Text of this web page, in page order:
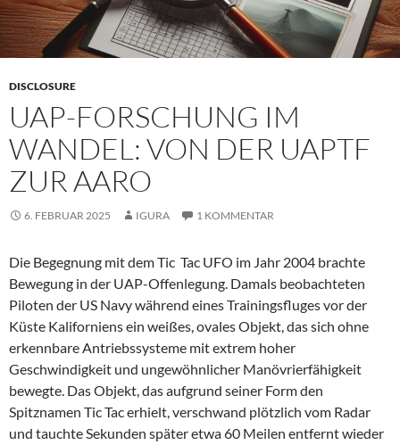
DISCLOSURE
UAP-FORSCHUNG IM
WANDEL: VON DER UAPTF
ZUR AARO
6. FEBRUAR 2025 IGURA 1 KOMMENTAR
Die Begegnung mit dem Tic Tac UFO im Jahr 2004 brachte
Bewegung in der UAP-Offenlegung. Damals beobachteten
Piloten der US Navy während eines Trainingsfluges vor der
Küste Kaliforniens ein weißes, ovales Objekt, das sich ohne
erkennbare Antriebssysteme mit extrem hoher
Geschwindigkeit und ungewöhnlicher Manövrierfähigkeit
bewegte. Das Objekt, das aufgrund seiner Form den
Spitznamen Tic Tac erhielt, verschwand plötzlich vom Radar
und tauchte Sekunden später etwa 60 Meilen entfernt wieder